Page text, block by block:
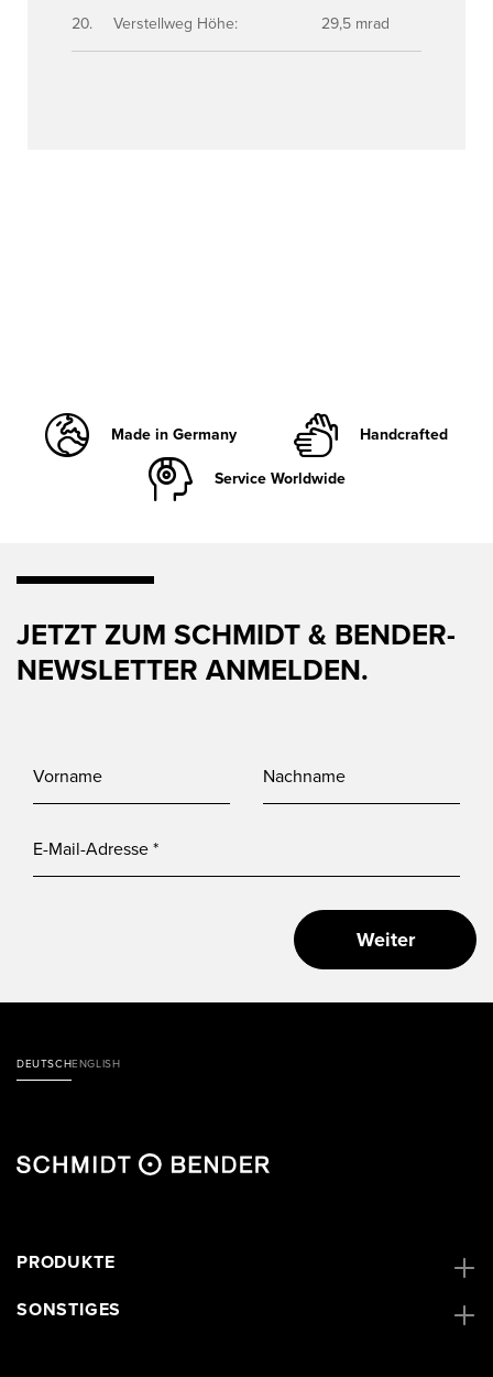
Verstellweg Höhe: 29,5 mrad
Made in Germany
Handcrafted
Service Worldwide
DEUTSCHENGLISH
PRODUKTE
SONSTIGES
JETZT ZUM SCHMIDT & BENDER-
NEWSLETTER ANMELDEN.
Weiter